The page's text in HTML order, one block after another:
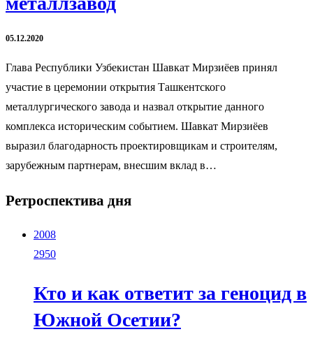
05.12.2020
Глава Республики Узбекистан Шавкат Мирзиёев принял
участие в церемонии открытия Ташкентского
металлургического завода и назвал открытие данного
комплекса историческим событием. Шавкат Мирзиёев
выразил благодарность проектировщикам и строителям,
зарубежным партнерам, внесшим вклад в…
Ретроспектива дня
2008
2950
Кто и как ответит за геноцид в
Южной Осетии?